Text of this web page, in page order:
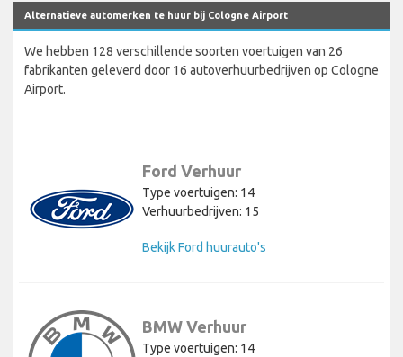
Alternatieve automerken te huur bij Cologne Airport
We hebben 128 verschillende soorten voertuigen van 26
fabrikanten geleverd door 16 autoverhuurbedrijven op Cologne
Airport.
Ford Verhuur
Type voertuigen: 14
Verhuurbedrijven: 15
Bekijk Ford huurauto's
BMW Verhuur
Type voertuigen: 14